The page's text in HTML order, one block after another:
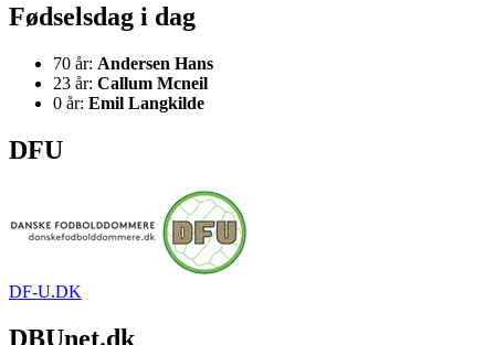
Fødselsdag i dag
70 år: Andersen Hans
23 år: Callum Mcneil
0 år: Emil Langkilde
DFU
DF-U.DK
DBUnet.dk